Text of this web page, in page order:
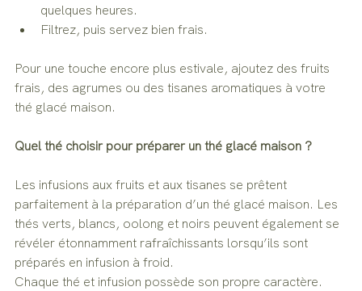
quelques heures.
Filtrez, puis servez bien frais.
Pour une touche encore plus estivale, ajoutez des fruits
frais, des agrumes ou des tisanes aromatiques à votre
thé glacé maison.
Quel thé choisir pour préparer un thé glacé maison ?
Les infusions aux fruits et aux tisanes se prêtent
parfaitement à la préparation d’un thé glacé maison. Les
thés verts, blancs, oolong et noirs peuvent également se
révéler étonnamment rafraîchissants lorsqu’ils sont
préparés en infusion à froid.
Chaque thé et infusion possède son propre caractère.